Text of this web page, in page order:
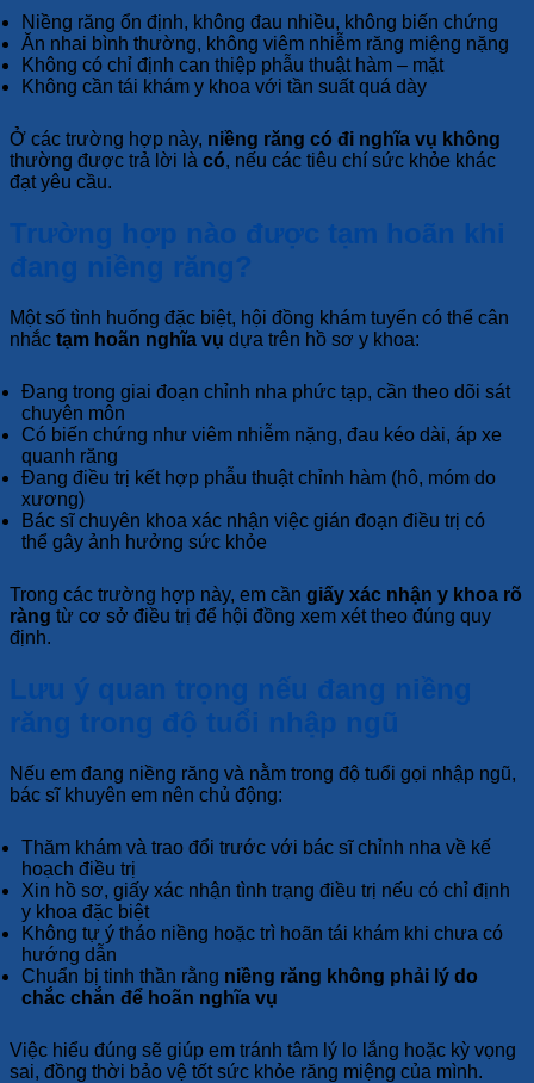
Niềng răng ổn định, không đau nhiều, không biến chứng
Ăn nhai bình thường, không viêm nhiễm răng miệng nặng
Không có chỉ định can thiệp phẫu thuật hàm – mặt
Không cần tái khám y khoa với tần suất quá dày
Ở các trường hợp này, niềng răng có đi nghĩa vụ không
thường được trả lời là có, nếu các tiêu chí sức khỏe khác
đạt yêu cầu.
Trường hợp nào được tạm hoãn khi
đang niềng răng?
Một số tình huống đặc biệt, hội đồng khám tuyển có thể cân
nhắc tạm hoãn nghĩa vụ dựa trên hồ sơ y khoa:
Đang trong giai đoạn chỉnh nha phức tạp, cần theo dõi sát
chuyên môn
Có biến chứng như viêm nhiễm nặng, đau kéo dài, áp xe
quanh răng
Đang điều trị kết hợp phẫu thuật chỉnh hàm (hô, móm do
xương)
Bác sĩ chuyên khoa xác nhận việc gián đoạn điều trị có
thể gây ảnh hưởng sức khỏe
Trong các trường hợp này, em cần giấy xác nhận y khoa rõ
ràng từ cơ sở điều trị để hội đồng xem xét theo đúng quy
định.
Lưu ý quan trọng nếu đang niềng
răng trong độ tuổi nhập ngũ
Nếu em đang niềng răng và nằm trong độ tuổi gọi nhập ngũ,
bác sĩ khuyên em nên chủ động:
Thăm khám và trao đổi trước với bác sĩ chỉnh nha về kế
hoạch điều trị
Xin hồ sơ, giấy xác nhận tình trạng điều trị nếu có chỉ định
y khoa đặc biệt
Không tự ý tháo niềng hoặc trì hoãn tái khám khi chưa có
hướng dẫn
Chuẩn bị tinh thần rằng niềng răng không phải lý do
chắc chắn để hoãn nghĩa vụ
Việc hiểu đúng sẽ giúp em tránh tâm lý lo lắng hoặc kỳ vọng
sai, đồng thời bảo vệ tốt sức khỏe răng miệng của mình.